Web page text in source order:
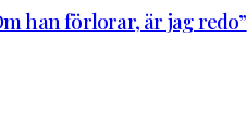
han förlorar, är jag redo”